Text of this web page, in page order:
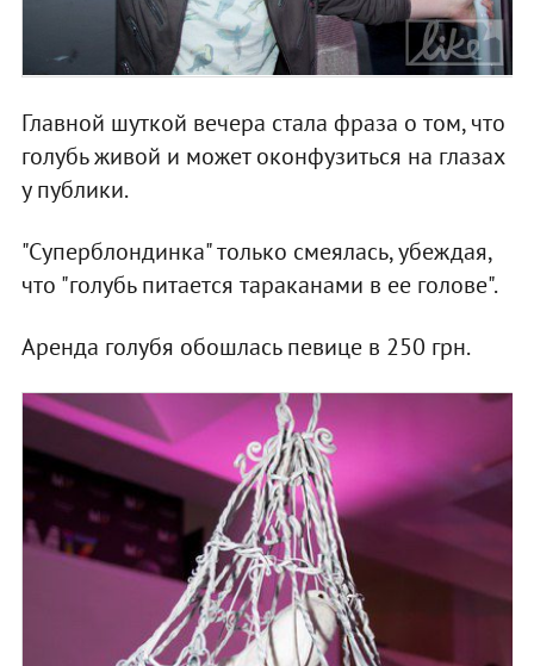
Главной шуткой вечера стала фраза о том, что
голубь живой и может оконфузиться на глазах
у публики.
"Суперблондинка" только смеялась, убеждая,
что "голубь питается тараканами в ее голове".
Аренда голубя обошлась певице в 250 грн.